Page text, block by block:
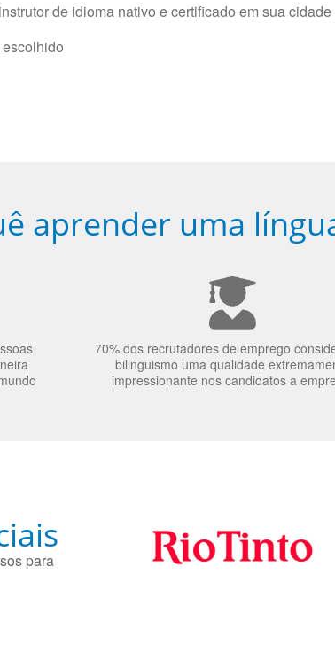
de idioma nativo e certificado em sua
aprender uma
70% dos recrutadores de emprego
bilinguismo uma qualidade
impressionante nos candidatos a
para